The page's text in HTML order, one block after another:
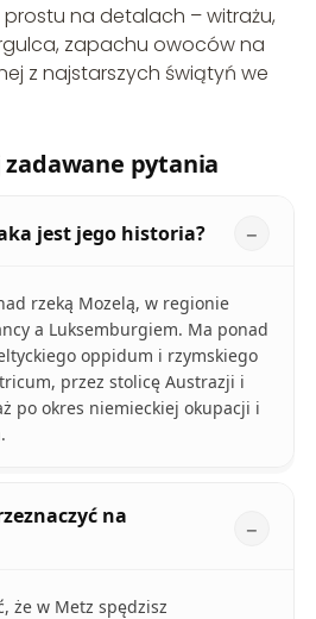
na detalach – witrażu,
zapachu owoców na
z najstarszych świątyń we
zadawane pytania
jest jego historia?
rzeką Mozelą, w regionie
a Luksemburgiem. Ma ponad
oppidum i rzymskiego
przez stolicę Austrazji i
po okres niemieckiej okupacji i
na
że w Metz spędzisz